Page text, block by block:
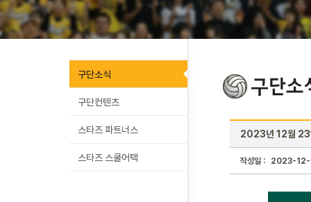
구단소식
구단컨텐츠
스타즈 파트너스
스타즈 스쿨어택
2023년 12월 23
작성일 : 2023-